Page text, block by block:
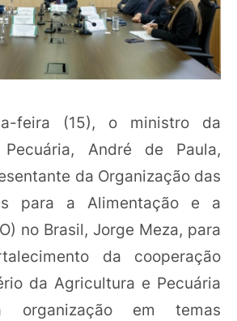
feira (15), o ministro da
André de Paula,
da Organização das
para a Alimentação e a
no Brasil, Jorge Meza, para
da cooperação
da Agricultura e Pecuária
em temas